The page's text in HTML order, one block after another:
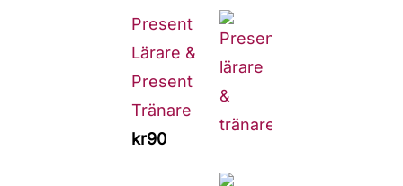
Present
Lärare &
Present
Tränare
kr90